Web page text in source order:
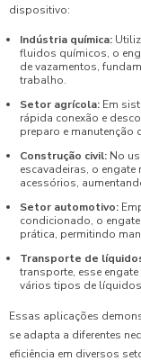
dispositivo:
Indústria química:
fluidos químicos, o
de vazamentos,
trabalho.
Setor agrícola: Em
rápida conexão e
preparo e manutenção
Construção civil: No
escavadeiras, o
acessórios,
Setor automotivo:
condicionado, o
prática, permitindo
Transporte de
transporte, esse
vários tipos de
Essas aplicações
se adapta a diferentes
eficiência em diversos